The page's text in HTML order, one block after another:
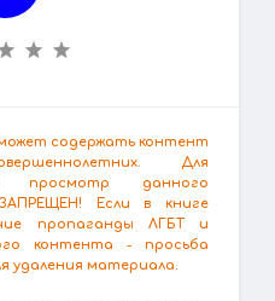
содержать контент
Для
просмотр данного
Если в книге
пропаганды ЛГБТ и
контента - просьба
удаления материала.